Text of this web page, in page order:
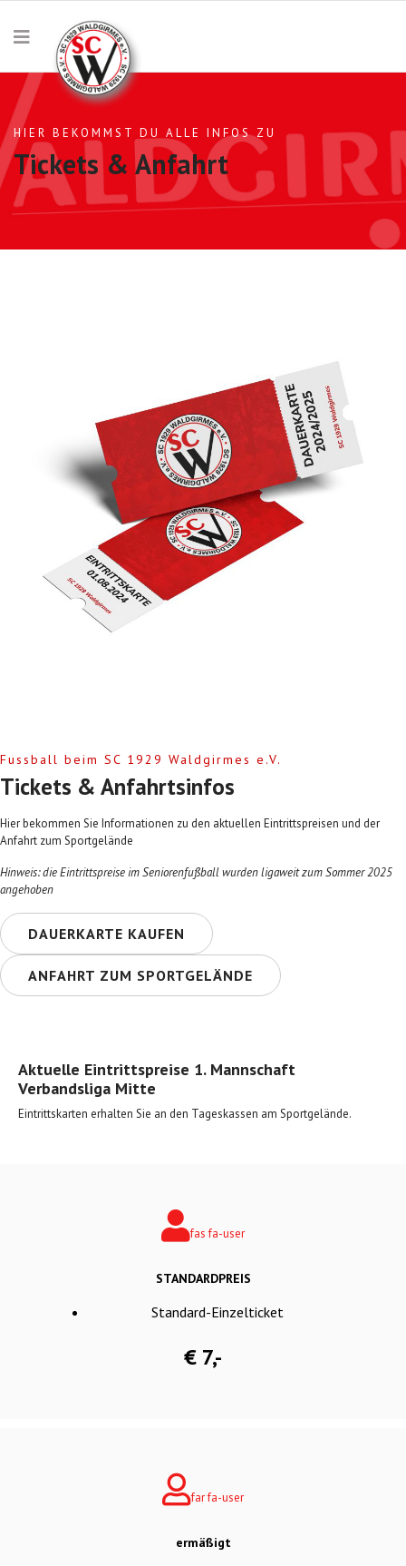
HIER BEKOMMST DU ALLE INFOS ZU
Tickets & Anfahrt
Fussball beim SC 1929 Waldgirmes e.V.
Tickets & Anfahrtsinfos
Hier bekommen Sie Informationen zu den aktuellen Eintrittspreisen und der
Anfahrt zum Sportgelände
Hinweis: die Eintrittspreise im Seniorenfußball wurden ligaweit zum Sommer 2025
angehoben
DAUERKARTE KAUFEN
ANFAHRT ZUM SPORTGELÄNDE
Aktuelle Eintrittspreise 1. Mannschaft
Verbandsliga Mitte
Eintrittskarten erhalten Sie an den Tageskassen am Sportgelände.
fas fa-user
STANDARDPREIS
Standard-Einzelticket
€ 7,-
far fa-user
ermäßigt